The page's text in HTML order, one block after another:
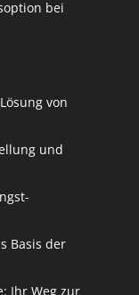
bei
von
und
Basis der
Ihr Weg zur